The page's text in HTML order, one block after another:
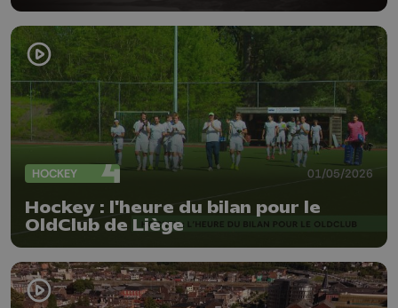
HOCKEY 01/05/2026
Hockey : l'heure du bilan pour le
OldClub de Liège